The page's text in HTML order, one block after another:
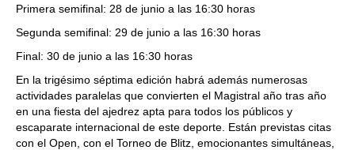
Primera semifinal: 28 de junio a las 16:30 horas
Segunda semifinal: 29 de junio a las 16:30 horas
Final: 30 de junio a las 16:30 horas
En la trigésimo séptima edición habrá además numerosas
actividades paralelas que convierten el Magistral año tras año
en una fiesta del ajedrez apta para todos los públicos y
escaparate internacional de este deporte. Están previstas citas
con el Open, con el Torneo de Blitz, emocionantes simultáneas,